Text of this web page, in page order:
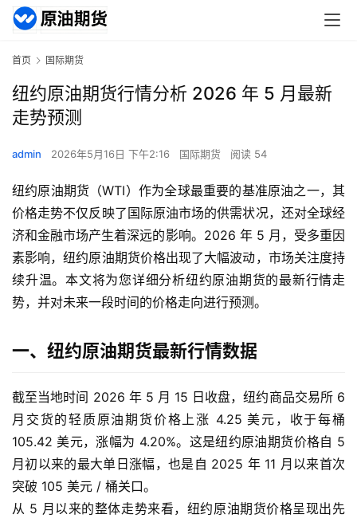
首页 国际期货
纽约原油期货行情分析 2026 年 5 月最新
走势预测
admin 2026年5月16日 下午2:16 国际期货 阅读 54
纽约原油期货（WTI）作为全球最重要的基准原油之一，其
价格走势不仅反映了国际原油市场的供需状况，还对全球经
济和金融市场产生着深远的影响。2026 年 5 月，受多重因
素影响，纽约原油期货价格出现了大幅波动，市场关注度持
续升温。本文将为您详细分析纽约原油期货的最新行情走
势，并对未来一段时间的价格走向进行预测。
一、纽约原油期货最新行情数据
截至当地时间 2026 年 5 月 15 日收盘，纽约商品交易所 6
月交货的轻质原油期货价格上涨 4.25 美元，收于每桶
105.42 美元，涨幅为 4.20%。这是纽约原油期货价格自 5
月初以来的最大单日涨幅，也是自 2025 年 11 月以来首次
突破 105 美元 / 桶关口。
从 5 月以来的整体走势来看，纽约原油期货价格呈现出先